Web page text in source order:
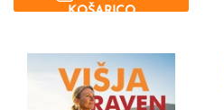
KOŠARICO